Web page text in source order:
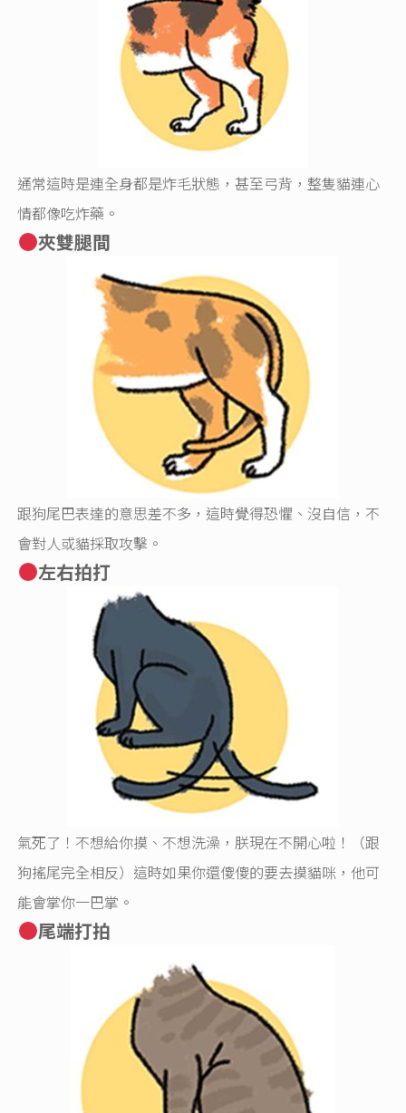
通常這時是連全身都是炸毛狀態，甚至弓背，整隻貓連心
情都像吃炸藥。
夾雙腿間
跟狗尾巴表達的意思差不多，這時覺得恐懼、沒自信，不
會對人或貓採取攻擊。
左右拍打
氣死了！不想給你摸、不想洗澡，朕現在不開心啦！（跟
狗搖尾完全相反）這時如果你還傻傻的要去摸貓咪，他可
能會掌你一巴掌。
尾端打拍